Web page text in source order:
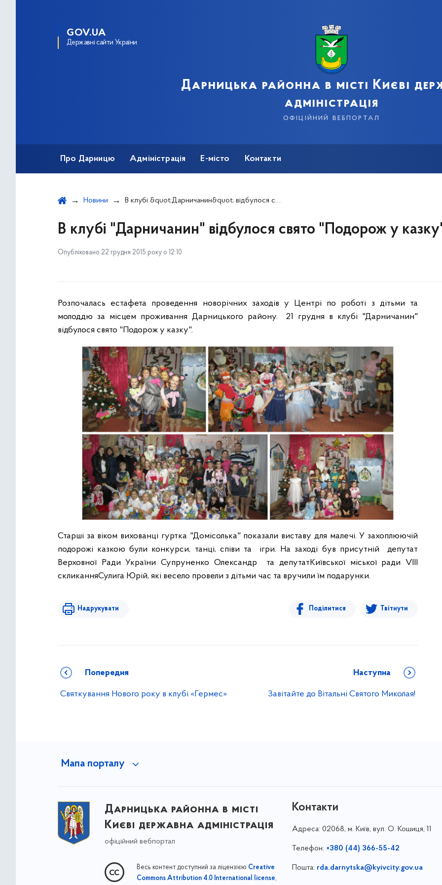
GOV.UA
Державні сайти України
Дарницька районна в місті Києві
адміністрація
офіційний вебпортал
Про Дарницю Адміністрація Е-місто Контакти
Новини В клубі &quot;Дарничанин&quot; відбулося свято &quot;Подорож у казку&quot;
В клубі "Дарничанин" відбулося свято "Подорож у
Опубліковано 22 грудня 2015 року о 12:10
Розпочалась естафета проведення новорічних заходів у Центрі по роботі з дітьми та
молоддю за місцем проживання Дарницького району.
21 грудня в клубі "Дарничанин"
відбулося свято "Подорож у казку".
Старші за віком вихованці гуртка "Домісолька" показали виставу для малечі. У захоплюючій
подорожі казкою були конкурси, танці, співи та ігри. На заході був присутній
депутат
Верховної Ради України Супруненко Олександр та депутатКиївської міської ради VIII
скликанняСулига Юрій, які весело провели з дітьми час та вручили їм подарунки.
Надрукувати Поділитися Твітнути
Попередня
Святкування Нового року в клубі «Гермес»
Наступна
Завітайте до Вітальні Святого Миколая!
Мапа порталу
Дарницька районна в місті
Києві державна адміністрація
офіційний вебпортал
Весь контент доступний за ліцензією Creative
Commons Attribution 4.0 International license,
Контакти
Адреса: 02068, м. Київ, вул. О. Кошиця, 11
Телефон: +380 (44) 366-55-42
Пошта: rda.darnytska@kyivcity.gov.ua